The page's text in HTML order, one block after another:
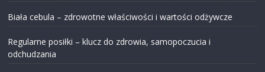
Biała cebula – zdrowotne właściwości i wartości odżywcze
Regularne posiłki – klucz do zdrowia, samopoczucia i
odchudzania